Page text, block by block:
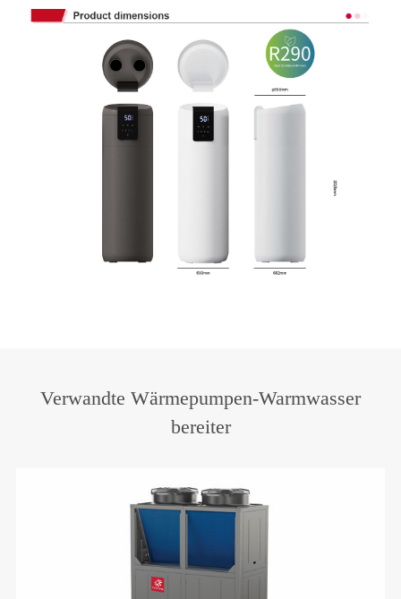
Verwandte Wärmepumpen-Warmwasser
bereiter